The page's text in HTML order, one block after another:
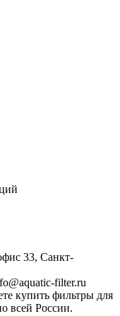
33, Санкт-
filter.ru
купить фильтры для
всей России.